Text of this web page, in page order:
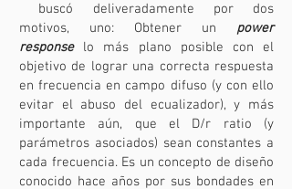
buscó deliveradamente por dos
motivos, uno: Obtener un power
responselo más plano posible con el
objetivo de lograr una correcta respuesta
en frecuencia en campo difuso (y con ello
evitar el abuso del ecualizador), y más
importante aún, que el D/r ratio (y
parámetros asociados) sean constantes a
cada frecuencia. Es un concepto de diseño
conocido hace años por sus bondades en